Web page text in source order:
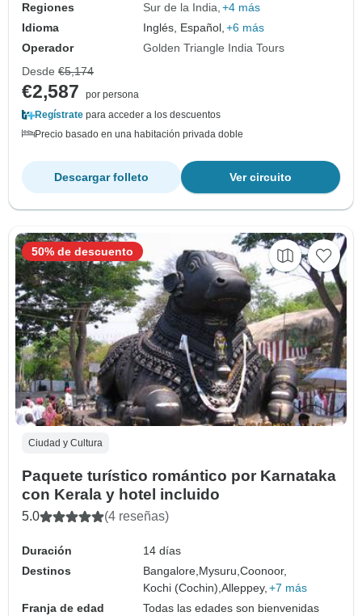
Regiones
Sur de la India +4 más
Idioma
Inglés, Español, +6 más
Operador
Golden Triangle India Tours
Desde €5,174
€2,587
por persona
Regístrate para acceder a los descuentos
Precio basado en una habitación privada doble
Ver circuito
Descargar folleto
Ciudad y Cultura
Paquete turístico romántico por Karnataka
con Kerala y hotel incluido
5.0 (4 reseñas)
Duración
14 días
Destinos
Bangalore,Mysuru,Coonoor,
Kochi (Cochin),Alleppey, +7 más
Franja de edad
Todas las edades son bienvenidas
50% de descuento